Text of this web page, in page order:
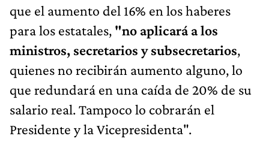
que el aumento del 16% en los haberes
para los estatales, "no aplicará a los
ministros, secretarios y subsecretarios,
quienes no recibirán aumento alguno, lo
que redundará en una caída de 20% de su
salario real. Tampoco lo cobrarán el
Presidente y la Vicepresidenta".